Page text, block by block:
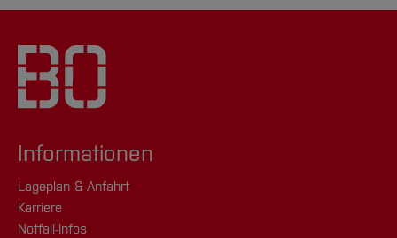
Informationen
Lageplan & Anfahrt
Karriere
Notfall-Infos